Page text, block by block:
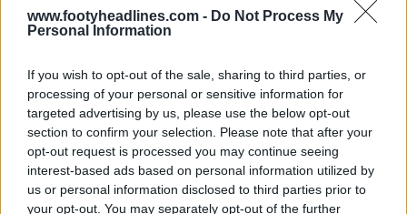
www.footyheadlines.com - Do Not Process My
Personal Information
If you wish to opt-out of the sale, sharing to third parties, or
processing of your personal or sensitive information for
targeted advertising by us, please use the below opt-out
section to confirm your selection. Please note that after your
opt-out request is processed you may continue seeing
interest-based ads based on personal information utilized by
us or personal information disclosed to third parties prior to
your opt-out. You may separately opt-out of the further
dorés pour le 75e anniversaire.